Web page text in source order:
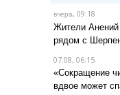
вчера, 09:18
Жители Анений
рядом с
07.08, 06:15
«Сокращение
вдвое может